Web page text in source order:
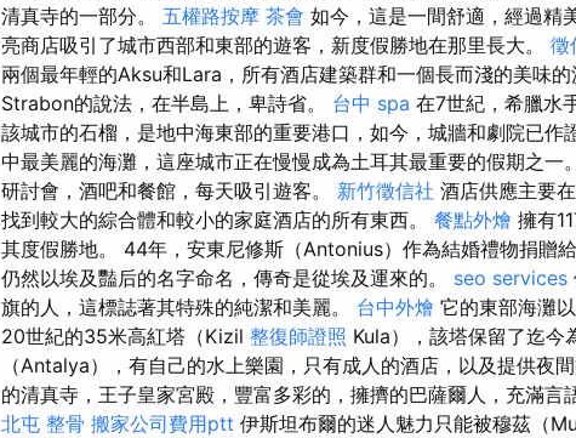
清真寺的一部分。 五權路按摩 茶會 如今，這是一間舒適，經過精
亮商店吸引了城市西部和東部的遊客，新度假勝地在那里長大。 徵
兩個最年輕的Aksu和Lara，所有酒店建築群和一個長而淺的美味
Strabon的說法，在半島上，卑詩省。 台中 spa 在7世紀，希臘水
該城市的石榴，是地中海東部的重要港口，如今，城牆和劇院已作
中最美麗的海灘，這座城市正在慢慢成為土耳其最重要的假期之一
研討會，酒吧和餐館，每天吸引遊客。 新竹徵信社 酒店供應主要
找到較大的綜合體和較小的家庭酒店的所有東西。 餐點外燴 擁有
其度假勝地。 44年，安東尼修斯（Antonius）作為結婚禮物捐贈
仍然以埃及豔后的名字命名，傳奇是從埃及運來的。 seo services
旗的人，這標誌著其特殊的純潔和美麗。 台中外燴 它的東部海灘
20世紀的35米高紅塔（Kizil 整復師證照 Kula），該塔保留了迄今
（Antalya），有自己的水上樂園，只有成人的酒店，以及提供夜
的清真寺，王子皇家宮殿，豐富多彩的，擁擠的巴薩爾人，充滿言
北屯 整骨 搬家公司費用ptt 伊斯坦布爾的迷人魅力只能被穆茲（